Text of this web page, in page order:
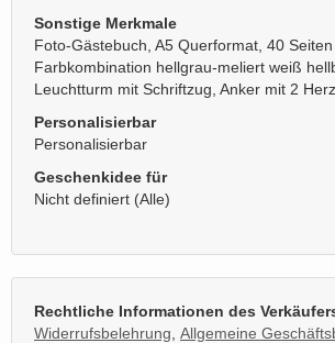
Sonstige Merkmale
Foto-Gästebuch, A5 Querformat, 40 Seiten
Farbkombination hellgrau-meliert weiß
Leuchtturm mit Schriftzug, Anker mit 2
Personalisierbar
Personalisierbar
Geschenkidee für
Nicht definiert (Alle)
Rechtliche Informationen des
Widerrufsbelehrung Allgemeine